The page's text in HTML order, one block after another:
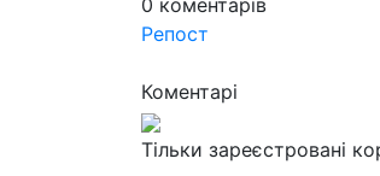
0 коментарів
Репост
Коментарі
Тільки зареєстровані